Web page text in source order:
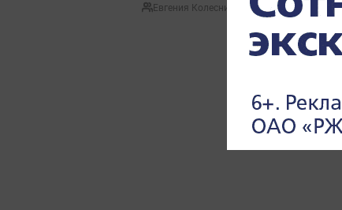
Евгения Колесникова